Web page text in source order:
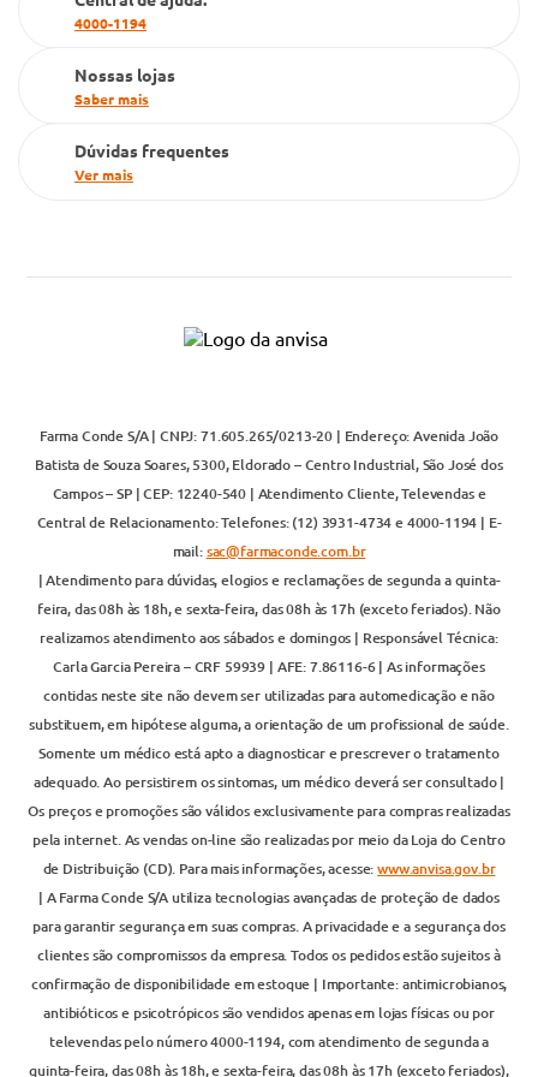
Televendas
4000-1194
Nossas lojas
Saber mais
Dúvidas frequentes
Ver mais
Farma Conde S/A | CNPJ: 71.605.265/0213-20 | Endereço: Avenida João
Batista de Souza Soares, 5300, Eldorado – Centro Industrial, São José dos
Campos – SP | CEP: 12240-540 | Atendimento Cliente, Televendas e
Central de Relacionamento: Telefones: (12) 3931-4734 e 4000-1194 | E-
mail:sac@farmaconde.com.br
| Atendimento para dúvidas, elogios e reclamações de segunda a quinta-
feira, das 08h às 18h, e sexta-feira, das 08h às 17h (exceto feriados). Não
realizamos atendimento aos sábados e domingos | Responsável Técnica:
Carla Garcia Pereira – CRF 59939 | AFE: 7.86116-6 | As informações
contidas neste site não devem ser utilizadas para automedicação e não
substituem, em hipótese alguma, a orientação de um profissional de saúde.
Somente um médico está apto a diagnosticar e prescrever o tratamento
adequado. Ao persistirem os sintomas, um médico deverá ser consultado |
Os preços e promoções são válidos exclusivamente para compras realizadas
pela internet. As vendas on-line são realizadas por meio da Loja do Centro
de Distribuição (CD). Para mais informações, acesse:www.anvisa.gov.br
| A Farma Conde S/A utiliza tecnologias avançadas de proteção de dados
para garantir segurança em suas compras. A privacidade e a segurança dos
clientes são compromissos da empresa. Todos os pedidos estão sujeitos à
confirmação de disponibilidade em estoque | Importante: antimicrobianos,
antibióticos e psicotrópicos são vendidos apenas em lojas físicas ou por
televendas pelo número 4000-1194, com atendimento de segunda a
quinta-feira, das 08h às 18h, e sexta-feira, das 08h às 17h (exceto feriados),